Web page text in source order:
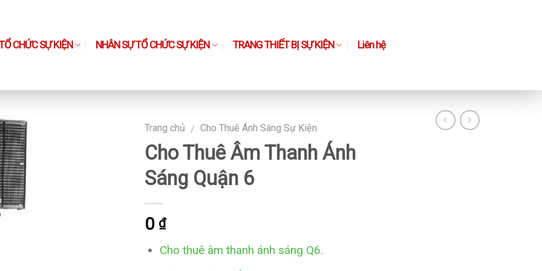
CHỨC SỰ KIỆN NHÂN SỰ TỔ CHỨC SỰ KIỆN TRANG THIẾT BỊ SỰ KIỆN Liên hệ
Trang chủ / Cho Thuê Ánh Sáng Sự Kiện
Cho Thuê Âm Thanh Ánh
Sáng Quận 6
0 ₫
Cho thuê âm thanh ánh sáng Q6.